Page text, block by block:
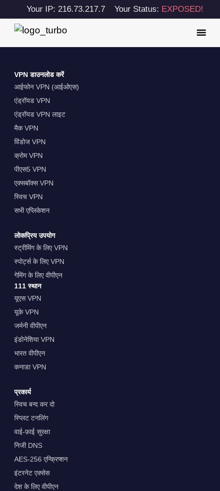
Your IP: 216.73.217.7 Your Status: EXPOSED!
VPN डाउनलोड करें
आईफोन VPN (आईओएस)
एंड्रॉयड VPN
एंड्रॉयड VPN लाइट
मैक VPN
विंडोज VPN
क्रोम VPN
पीएस5 VPN
एक्सबॉक्स VPN
स्विच VPN
सभी एप्लिकेशन
लोकप्रिय उपयोग
स्ट्रीमिंग के लिए VPN
स्पोर्ट्स के लिए VPN
गेमिंग के लिए वीपीएन
111 स्थान
यूएस VPN
यूके VPN
जर्मनी वीपीएन
इंडोनेशिया VPN
भारत वीपीएन
कनाडा VPN
प्रकार्य
स्विच बन्द कर दो
स्प्लिट टनलिंग
वाई-फ़ाई सुरक्षा
निजी DNS
AES-256 एन्क्रिप्शन
इंटरनेट एक्सेस
देश के लिए वीपीएन